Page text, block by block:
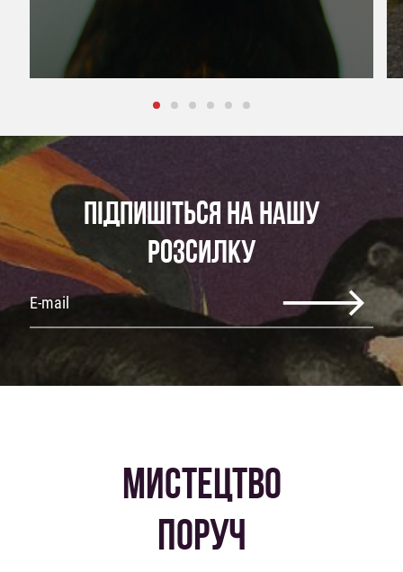
ПІДПИШІТЬСЯ НА НАШУ
РОЗСИЛКУ
МИСТЕЦТВО
ПОРУЧ